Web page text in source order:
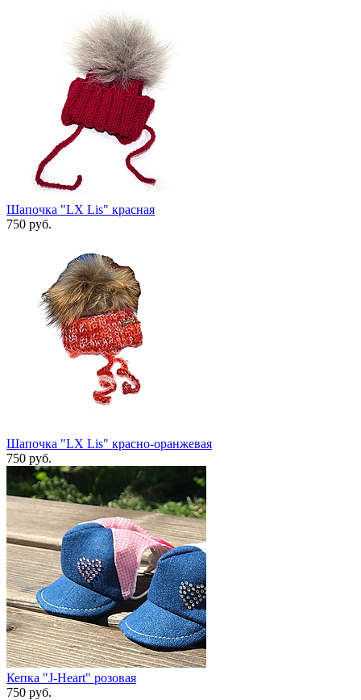
Шапочка "LX Lis" красная
750 руб.
Шапочка "LX Lis" красно-оранжевая
750 руб.
Кепка "J-Heart" розовая
750 руб.